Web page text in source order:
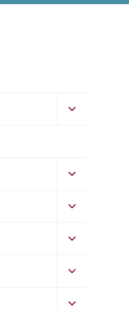
Alterna
Alterna
figlio
Alterna
figlio
Alterna
figlio
Alterna
Alterna